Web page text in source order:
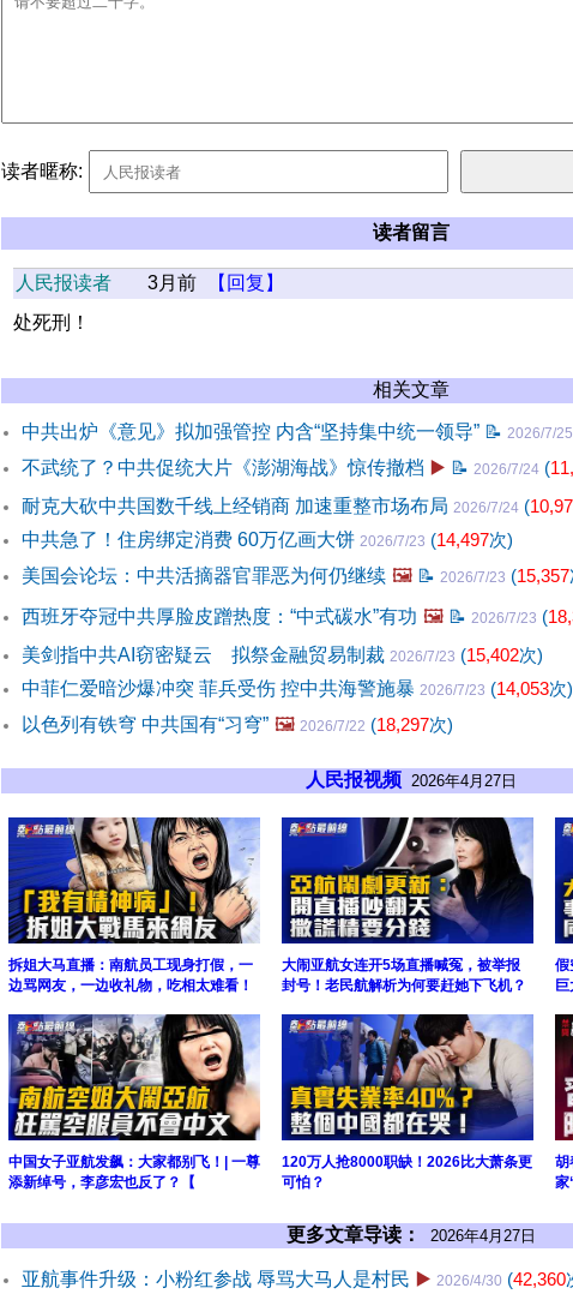
读者暱称:
读者留言
人民报读者 3月前
【回复】
处死刑！
相关文章
中共出炉《意见》拟加强管控 内含“坚持集中统一领导” 📝 2026/7/25
不武统了？中共促统大片《澎湖海战》惊传撤档 ▶️ 📝 2026/7/24 (
耐克大砍中共国数千线上经销商 加速重整市场布局 2026/7/24 (
中共急了！住房绑定消费 60万亿画大饼 2026/7/23 (14,497次)
美国会论坛：中共活摘器官罪恶为何仍继续 🖼️ 📝 2026/7/23 (15,357
西班牙夺冠中共厚脸皮蹭热度：“中式碳水”有功 🖼️ 📝 2026/7/23 (
美剑指中共AI窃密疑云 拟祭金融贸易制裁 2026/7/23 (15,402次)
中菲仁爱暗沙爆冲突 菲兵受伤 控中共海警施暴 2026/7/23 (14,053次)
以色列有铁穹 中共国有“习穹” 🖼️ 2026/7/22 (18,297次)
人民报视频 2026年4月27日
拆姐大马直播：南航员工现身打假，一
边骂网友，一边收礼物，吃相太难看！
大闹亚航女连开5场直播喊冤，被举报
封号！老民航解析为何要赶她下飞机？
假
中国女子亚航发飙：大家都别飞！| 一尊
添新绰号，李彦宏也反了？【
120万人抢8000职缺！2026比大萧条更
可怕？
胡
家
更多文章导读： 2026年4月27日
亚航事件升级：小粉红参战 辱骂大马人是村民 ▶️ 2026/4/30 (42,360